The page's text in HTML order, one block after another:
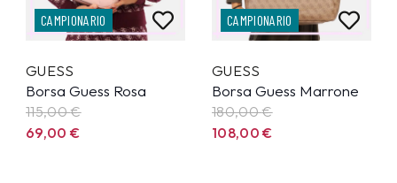
CAMPIONARIO
GUESS
Borsa Guess Rosa
115,00€
69,00€
CAMPIONARIO
GUESS
Borsa Guess Marrone
180,00€
108,00€